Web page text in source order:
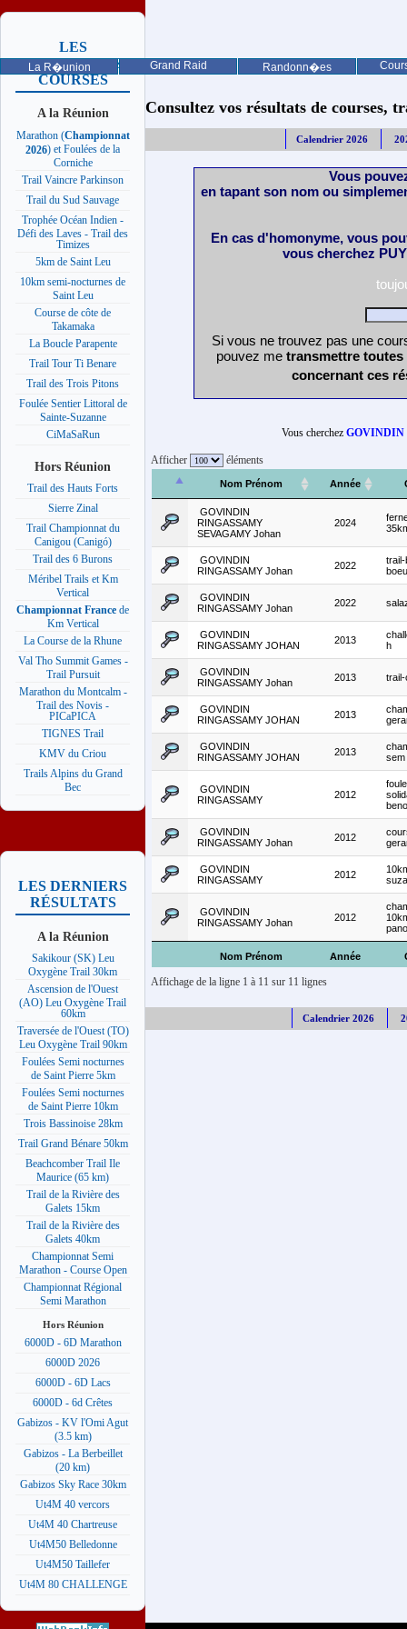
La R�union Grand Raid Randonn�es
LES
PROCHAINES
COURSES
A la Réunion
Marathon (Championnat
2026) et Foulées de la
Corniche
Trail Vaincre Parkinson
Trail du Sud Sauvage
Trophée Océan Indien -
Défi des Laves - Trail des
Timizes
5km de Saint Leu
10km semi-nocturnes de
Saint Leu
Course de côte de
Takamaka
La Boucle Parapente
Trail Tour Ti Benare
Trail des Trois Pitons
Foulée Sentier Littoral de
Sainte-Suzanne
CiMaSaRun
Hors Réunion
Trail des Hauts Forts
Sierre Zinal
Trail Championnat du
Canigou (Canigó)
Trail des 6 Burons
Méribel Trails et Km
Vertical
Championnat France de
Km Vertical
La Course de la Rhune
Val Tho Summit Games -
Trail Pursuit
Marathon du Montcalm -
Trail des Novis -
PICaPICA
TIGNES Trail
KMV du Criou
Trails Alpins du Grand
Bec
LES DERNIERS
RÉSULTATS
A la Réunion
Sakikour (SK) Leu
Oxygène Trail 30km
Ascension de l'Ouest
(AO) Leu Oxygène Trail
60km
Traversée de l'Ouest (TO)
Leu Oxygène Trail 90km
Foulées Semi nocturnes
de Saint Pierre 5km
Foulées Semi nocturnes
de Saint Pierre 10km
Trois Bassinoise 28km
Trail Grand Bénare 50km
Beachcomber Trail Ile
Maurice (65 km)
Trail de la Rivière des
Galets 15km
Trail de la Rivière des
Galets 40km
Championnat Semi
Marathon - Course Open
Championnat Régional
Semi Marathon
Hors Réunion
6000D - 6D Marathon
6000D 2026
6000D - 6D Lacs
6000D - 6d Crêtes
Gabizos - KV l'Omi Agut
(3.5 km)
Gabizos - La Berbeillet
(20 km)
Gabizos Sky Race 30km
Ut4M 40 vercors
Ut4M 40 Chartreuse
Ut4M50 Belledonne
Ut4M50 Taillefer
Ut4M 80 CHALLENGE
Consultez vos résultats de courses,
Calendrier 2026
Vous
en tapant son nom ou
En cas d'homonyme, vous
vous cherchez
Si vous ne trouvez pas une
pouvez me transmettre
concernant ces
Vous cherchez GOVINDIN
Afficher éléments
Nom Prénom Année
Nom Prénom Année
GOVINDIN
RINGASSAMY
SEVAGAMY Johan
2024
GOVINDIN
RINGASSAMY Johan
2022
GOVINDIN
RINGASSAMY Johan
2022
GOVINDIN
RINGASSAMY JOHAN
2013
h
GOVINDIN
RINGASSAMY Johan
2013
GOVINDIN
RINGASSAMY JOHAN
2013
GOVINDIN
RINGASSAMY JOHAN
2013
sem
GOVINDIN
RINGASSAMY
2012
GOVINDIN
RINGASSAMY Johan
2012
GOVINDIN
RINGASSAMY
2012
GOVINDIN
RINGASSAMY Johan
2012
Affichage de la ligne 1 à 11 sur 11 lignes
Calendrier 2026